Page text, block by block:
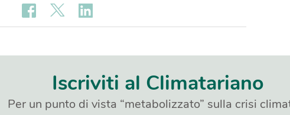
Iscriviti al Climatariano
Per un punto di vista “metabolizzato” sulla crisi